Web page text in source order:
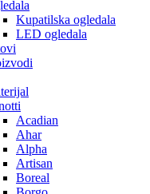
Kupatilska ogledala
LED ogledala
Acadian
Ahar
Alpha
Artisan
Boreal